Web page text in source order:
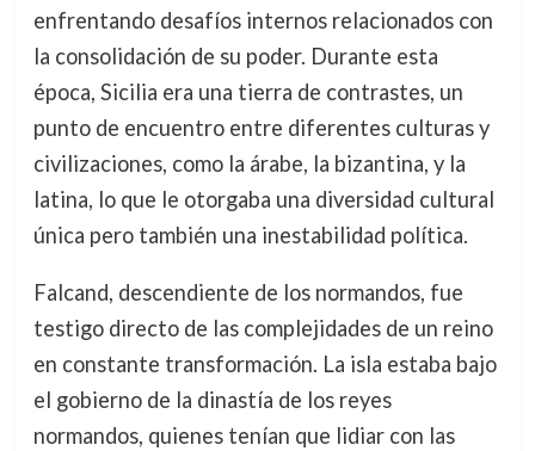
enfrentando desafíos internos relacionados con
la consolidación de su poder. Durante esta
época, Sicilia era una tierra de contrastes, un
punto de encuentro entre diferentes culturas y
civilizaciones, como la árabe, la bizantina, y la
latina, lo que le otorgaba una diversidad cultural
única pero también una inestabilidad política.
Falcand, descendiente de los normandos, fue
testigo directo de las complejidades de un reino
en constante transformación. La isla estaba bajo
el gobierno de la dinastía de los reyes
normandos, quienes tenían que lidiar con las